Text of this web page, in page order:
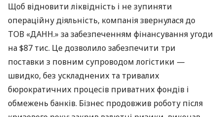
Щоб відновити ліквідність і не зупиняти
операційну діяльність, компанія звернулася до
ТОВ «ДАНН.» за забезпеченням фінансування угоди
на $87 тис. Це дозволило забезпечити три
поставки з повним супроводом логістики —
швидко, без ускладнених та тривалих
бюрократичних процесів приватних фондів і
обмежень банків. Бізнес продовжив роботу після